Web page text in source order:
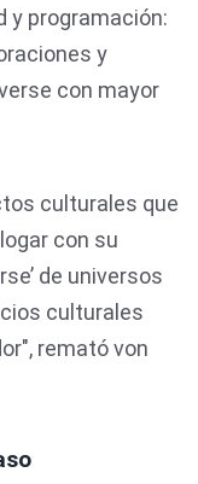
y programación:
y
con mayor
culturales que
con su
de universos
culturales
remató von